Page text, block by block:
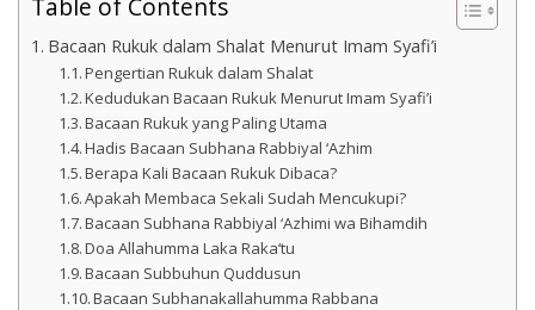
Table of Contents
Bacaan Rukuk dalam Shalat Menurut Imam Syafi’i
Pengertian Rukuk dalam Shalat
Kedudukan Bacaan Rukuk Menurut Imam Syafi’i
Bacaan Rukuk yang Paling Utama
Hadis Bacaan Subhana Rabbiyal ‘Azhim
Berapa Kali Bacaan Rukuk Dibaca?
Apakah Membaca Sekali Sudah Mencukupi?
Bacaan Subhana Rabbiyal ‘Azhimi wa Bihamdih
Doa Allahumma Laka Raka‘tu
Bacaan Subbuhun Quddusun
Bacaan Subhanakallahumma Rabbana